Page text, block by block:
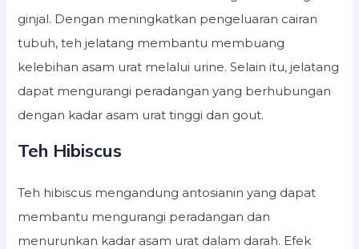
ginjal. Dengan meningkatkan pengeluaran cairan
tubuh, teh jelatang membantu membuang
kelebihan asam urat melalui urine. Selain itu, jelatang
dapat mengurangi peradangan yang berhubungan
dengan kadar asam urat tinggi dan gout.
Teh Hibiscus
Teh hibiscus mengandung antosianin yang dapat
membantu mengurangi peradangan dan
menurunkan kadar asam urat dalam darah. Efek